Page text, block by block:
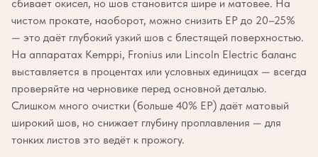
сбивает окисел, но шов становится шире и матовее. На
чистом прокате, наоборот, можно снизить EP до 20–25%
— это даёт глубокий узкий шов с блестящей поверхностью.
На аппаратах Kemppi, Fronius или Lincoln Electric баланс
выставляется в процентах или условных единицах — всегда
проверяйте на черновике перед основной деталью.
Слишком много очистки (больше 40% EP) даёт матовый
широкий шов, но снижает глубину проплавления — для
тонких листов это ведёт к прожогу.